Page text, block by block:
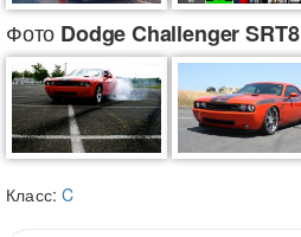
Фото Dodge Challenger SRT8
Класс:C